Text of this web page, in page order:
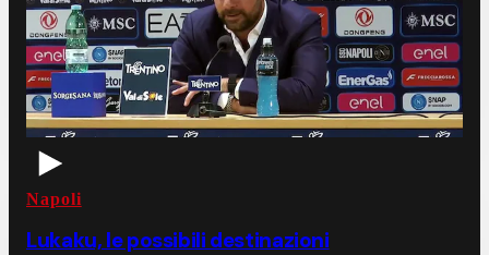
Napoli
Lukaku, le possibili destinazioni